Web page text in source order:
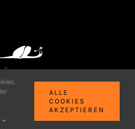
VOM APOTHEKER
• Pötschen 1 • 06132/27120
Bad GoisernALLE
COOKIES
AKZEPTIEREN